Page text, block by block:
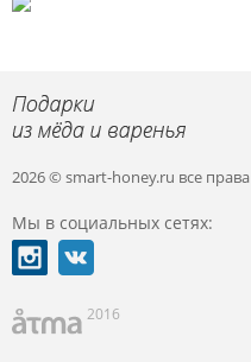
2026 © smart-honey.ru все
Мы в социальных сетях:
2016